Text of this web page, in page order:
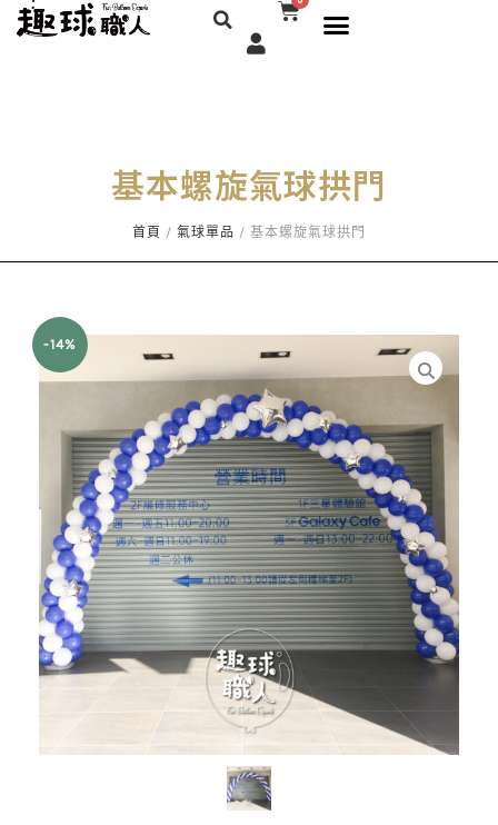
搜
尋
購
選
單
基本螺旋氣球拱門
首頁 / 氣球單品 / 基本螺旋氣球拱門
-14%